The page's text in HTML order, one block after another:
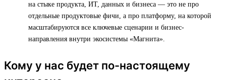
на стыке продукта, ИТ, данных и бизнеса — это не про
отдельные продуктовые фичи, а про платформу, на которой
масштабируются все ключевые сценарии и бизнес-
направления внутри экосистемы «Магнита».
Кому у нас будет по-настоящему